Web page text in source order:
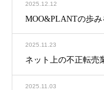
2025.12.12
MOO&PLANTの歩
2025.11.23
ネット上の不正転売
2025.11.03